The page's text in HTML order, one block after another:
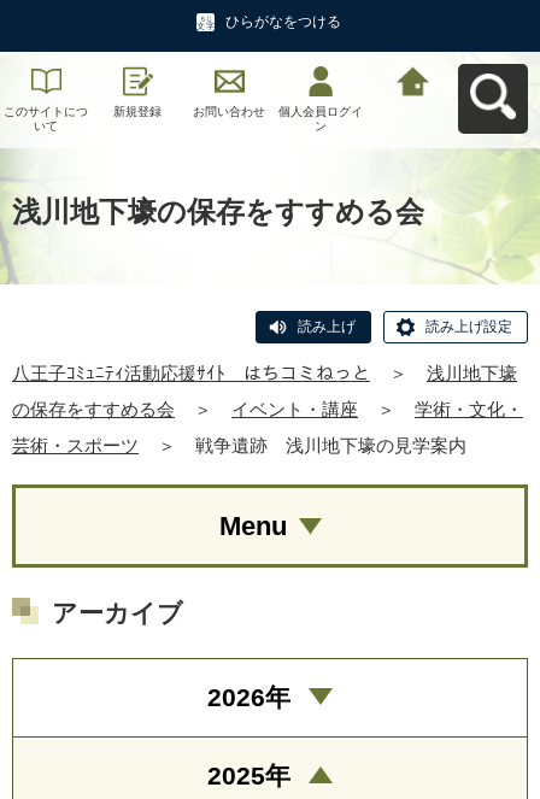
ひらがなをつける
このサイトにつ
いて
新規登録 お問い合わせ
個人会員ログイ
ン
浅川地下壕の保存をすすめる会
読み上げ 読み上げ設定
八王子ｺﾐｭﾆﾃｨ活動応援ｻｲﾄ はちコミねっと ＞
浅川地下壕
の保存をすすめる会
＞ イベント・講座 ＞
学術・文化・
芸術・スポーツ
＞ 戦争遺跡 浅川地下壕の見学案内
Menu
アーカイブ
2026年
2025年